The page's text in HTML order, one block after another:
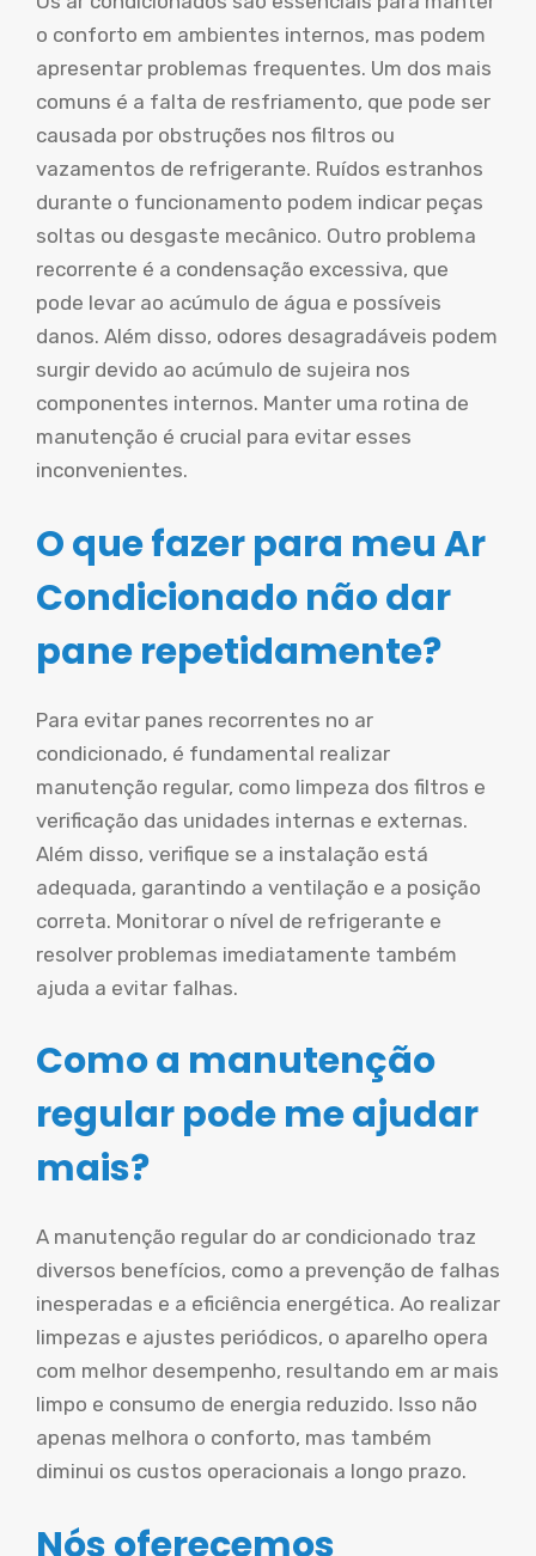
o conforto em ambientes internos, mas podem
apresentar problemas frequentes. Um dos mais
comuns é a falta de resfriamento, que pode ser
causada por obstruções nos filtros ou
vazamentos de refrigerante. Ruídos estranhos
durante o funcionamento podem indicar peças
soltas ou desgaste mecânico. Outro problema
recorrente é a condensação excessiva, que
pode levar ao acúmulo de água e possíveis
danos. Além disso, odores desagradáveis podem
surgir devido ao acúmulo de sujeira nos
componentes internos. Manter uma rotina de
manutenção é crucial para evitar esses
inconvenientes.
O que fazer para meu Ar
Condicionado não dar
pane repetidamente?
Para evitar panes recorrentes no ar
condicionado, é fundamental realizar
manutenção regular, como limpeza dos filtros e
verificação das unidades internas e externas.
Além disso, verifique se a instalação está
adequada, garantindo a ventilação e a posição
correta. Monitorar o nível de refrigerante e
resolver problemas imediatamente também
ajuda a evitar falhas.
Como a manutenção
regular pode me ajudar
mais?
A manutenção regular do ar condicionado traz
diversos benefícios, como a prevenção de falhas
inesperadas e a eficiência energética. Ao realizar
limpezas e ajustes periódicos, o aparelho opera
com melhor desempenho, resultando em ar mais
limpo e consumo de energia reduzido. Isso não
apenas melhora o conforto, mas também
diminui os custos operacionais a longo prazo.
Nós oferecemos